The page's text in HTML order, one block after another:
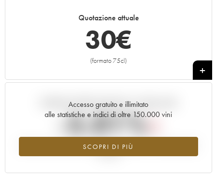
Quotazione attuale
30€
(formato 75cl)
+
Accesso gratuito e illimitato
alle statistiche e indici di oltre 150.000 vini
SCOPRI DI PIÙ
Andamento della quotazione in tempo reale
-5.01%
Tendenza al ribasso per il valore dell'annata 2013 nel 2026 rispetto